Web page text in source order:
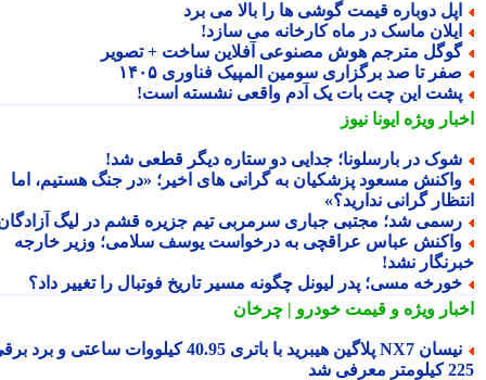
دوباره قیمت گوشی ها را بالا می برد
ماسک در ماه کارخانه می سازد!
مترجم هوش مصنوعی آفلاین ساخت + تصویر
تا صد برگزاری سومین المپیک فناوری ۱۴۰۵
این چت بات یک آدم واقعی نشسته است!
ویژهایونا نیوز
در بارسلونا؛ جدایی دو ستاره دیگر قطعی شد!
مسعود پزشکیان به گرانی های اخیر؛ «در جنگ هستیم، اما
گرانی ندارید؟»
شد؛ مجتبی جباری سرمربی تیم جزیره قشم در لیگ آزادگان!
عباس عراقچی به درخواست یوسف سلامی؛ وزیر خارجه
نشد!
مسی؛ پدر لیونل چگونه مسیر تاریخ فوتبال را تغییر داد؟
ویژهو قیمت خودرو | چرخان
نیسان NX7 پلاگین هیبرید با باتری 40.95 کیلووات ساعتی و برد برقی